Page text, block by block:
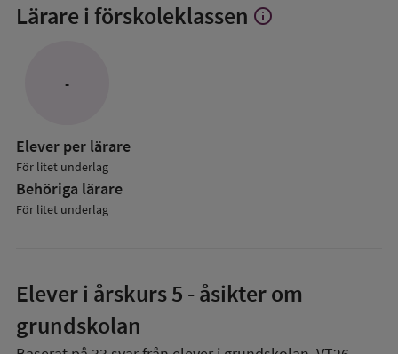
Lärare i förskoleklassen Visa
info
-
Elever per lärare
För litet underlag
Behöriga lärare
För litet underlag
Elever i årskurs 5 - åsikter om
grundskolan